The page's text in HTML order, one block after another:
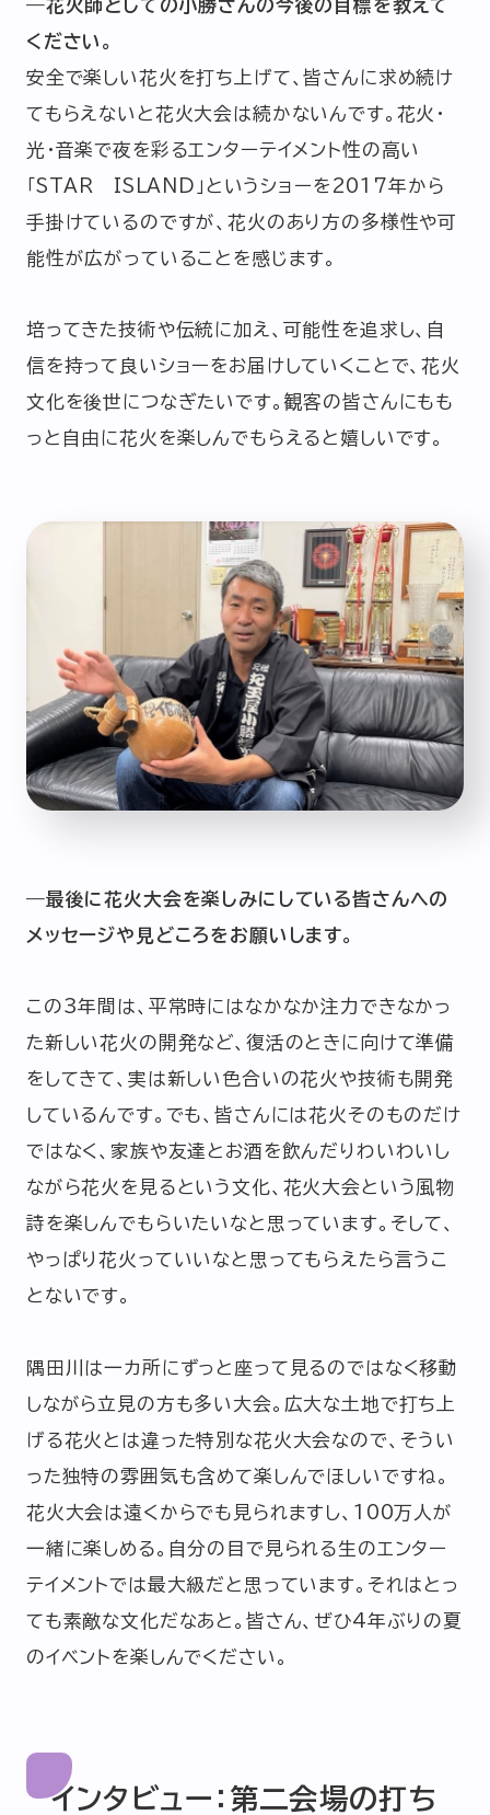
―花火師としての小勝さんの今後の目標を教えて
ください。
安全で楽しい花火を打ち上げて、皆さんに求め続け
てもらえないと花火大会は続かないんです。花火・
光・音楽で夜を彩るエンターテイメント性の高い
「STAR ISLAND」というショーを2017年から
手掛けているのですが、花火のあり方の多様性や可
能性が広がっていることを感じます。
培ってきた技術や伝統に加え、可能性を追求し、自
信を持って良いショーをお届けしていくことで、花火
文化を後世につなぎたいです。観客の皆さんにもも
っと自由に花火を楽しんでもらえると嬉しいです。
―最後に花火大会を楽しみにしている皆さんへの
メッセージや見どころをお願いします。
この3年間は、平常時にはなかなか注力できなかっ
た新しい花火の開発など、復活のときに向けて準備
をしてきて、実は新しい色合いの花火や技術も開発
しているんです。でも、皆さんには花火そのものだけ
ではなく、家族や友達とお酒を飲んだりわいわいし
ながら花火を見るという文化、花火大会という風物
詩を楽しんでもらいたいなと思っています。そして、
やっぱり花火っていいなと思ってもらえたら言うこ
とないです。
隅田川は一カ所にずっと座って見るのではなく移動
しながら立見の方も多い大会。広大な土地で打ち上
げる花火とは違った特別な花火大会なので、そうい
った独特の雰囲気も含めて楽しんでほしいですね。
花火大会は遠くからでも見られますし、100万人が
一緒に楽しめる。自分の目で見られる生のエンター
テイメントでは最大級だと思っています。それはとっ
ても素敵な文化だなあと。皆さん、ぜひ4年ぶりの夏
のイベントを楽しんでください。
インタビュー：第二会場の打ち